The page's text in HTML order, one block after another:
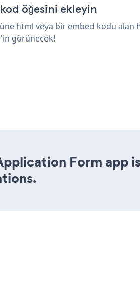
öğesini ekleyin
html veya bir embed kodu alan
görünecek!
Form app